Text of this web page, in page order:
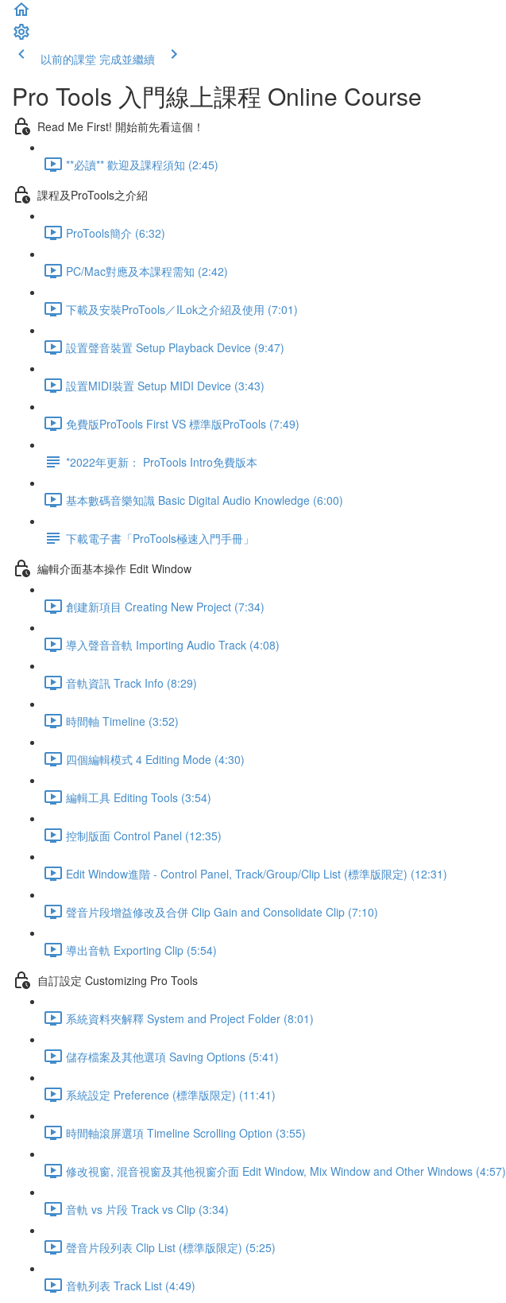
以前的課堂 完成並繼續
Pro Tools 入門線上課程 Online Course
Read Me First! 開始前先看這個！
**必讀** 歡迎及課程須知 (2:45)
課程及ProTools之介紹
ProTools簡介 (6:32)
PC/Mac對應及本課程需知 (2:42)
下載及安裝ProTools／ILok之介紹及使用 (7:01)
設置聲音裝置 Setup Playback Device (9:47)
設置MIDI裝置 Setup MIDI Device (3:43)
免費版ProTools First VS 標準版ProTools (7:49)
*2022年更新： ProTools Intro免費版本
基本數碼音樂知識 Basic Digital Audio Knowledge (6:00)
下載電子書「ProTools極速入門手冊」
編輯介面基本操作 Edit Window
創建新項目 Creating New Project (7:34)
導入聲音音軌 Importing Audio Track (4:08)
音軌資訊 Track Info (8:29)
時間軸 Timeline (3:52)
四個編輯模式 4 Editing Mode (4:30)
編輯工具 Editing Tools (3:54)
控制版面 Control Panel (12:35)
Edit Window進階 - Control Panel, Track/Group/Clip List (標準版限定) (12:31)
聲音片段增益修改及合併 Clip Gain and Consolidate Clip (7:10)
導出音軌 Exporting Clip (5:54)
自訂設定 Customizing Pro Tools
系統資料夾解釋 System and Project Folder (8:01)
儲存檔案及其他選項 Saving Options (5:41)
系統設定 Preference (標準版限定) (11:41)
時間軸滾屏選項 Timeline Scrolling Option (3:55)
修改視窗, 混音視窗及其他視窗介面 Edit Window, Mix Window and Other Windows (4:57)
音軌 vs 片段 Track vs Clip (3:34)
聲音片段列表 Clip List (標準版限定) (5:25)
音軌列表 Track List (4:49)